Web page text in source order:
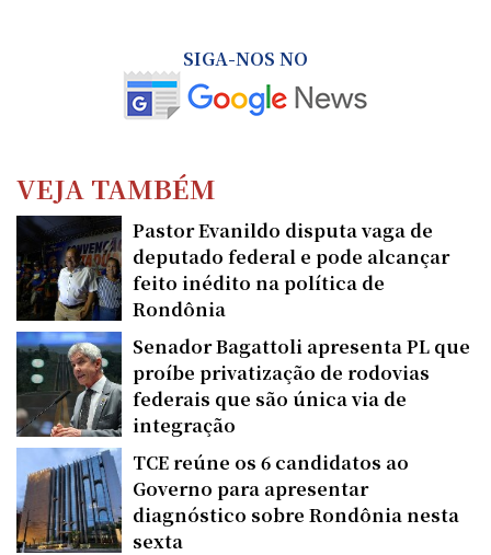
SIGA-NOS NO
VEJA TAMBÉM
Pastor Evanildo disputa vaga de
deputado federal e pode alcançar
feito inédito na política de
Rondônia
Senador Bagattoli apresenta PL que
proíbe privatização de rodovias
federais que são única via de
integração
TCE reúne os 6 candidatos ao
Governo para apresentar
diagnóstico sobre Rondônia nesta
sexta